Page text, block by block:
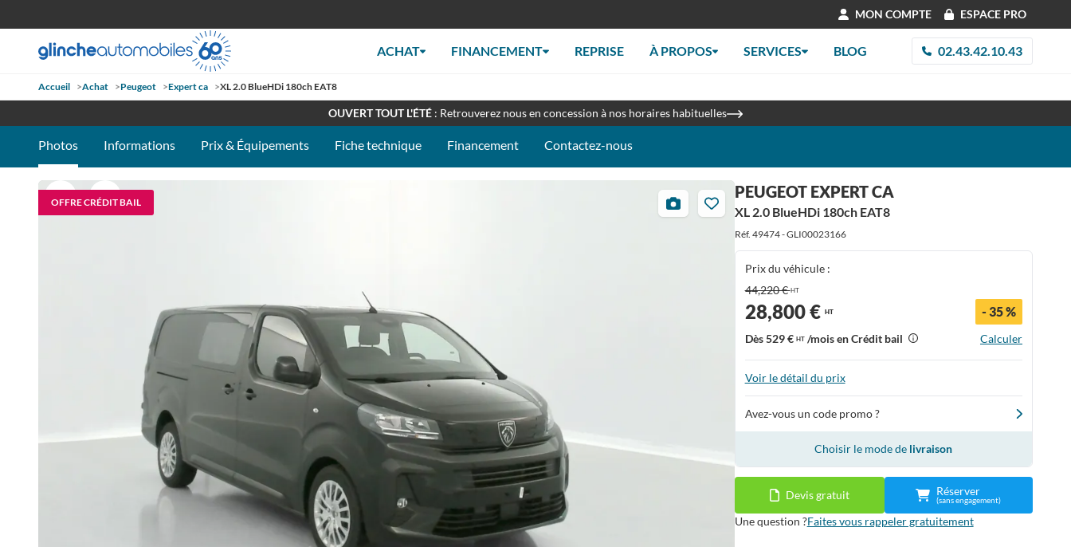
MON COMPTE ESPACE PRO
ACHAT FINANCEMENT REPRISE À PROPOS SERVICES BLOG 02.43.42.10.43
Accueil >Achat >Peugeot >Expert ca >XL 2.0 BlueHDi 180ch EAT8RETROUVEZ-NOUS À LA FOIRE DU MANS - STAND 097C
OUVERT TOUT L'ÉTÉ : Retrouverez nous en concession à nos horaires habituelles
Photos Informations Prix & Équipements Fiche technique Financement Contactez-nous
OFFRE CRÉDIT BAIL
16
photos
PEUGEOT EXPERT CA
XL 2.0 BlueHDi 180ch EAT8
Réf. 49474 - GLI00023166
Prix du véhicule :
44,220 €HT
28,800 € HT - 35 %
Dès529 € HT/mois en Crédit bail Calculer
Voir le détail du prix
Avez-vous un code promo ?
Choisir le mode de livraison
Devis gratuit Réserver
(sans engagement)
Une question ?Faites vous rappeler gratuitement